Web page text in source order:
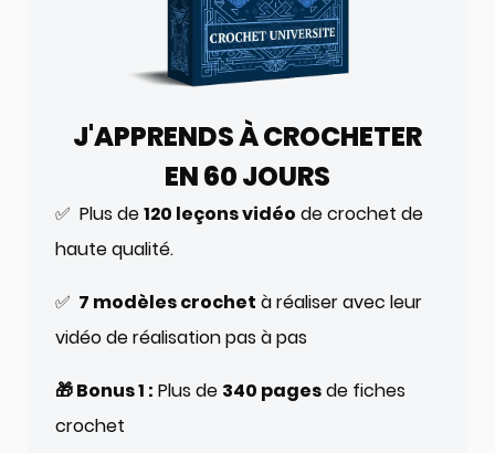
J'APPRENDS À CROCHETER
EN 60 JOURS
✅ Plus de120 leçons vidéo de crochet de
haute qualité.
✅ 7 modèles crochet à réaliser avec leur
vidéo de réalisation pas à pas
🎁 Bonus 1 : Plus de 340 pagesde fiches
crochet